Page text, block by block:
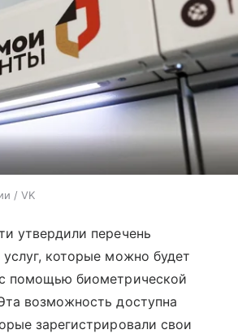
/ VK
утвердили перечень
услуг, которые можно будет
помощью биометрической
возможность доступна
зарегистрировали свои